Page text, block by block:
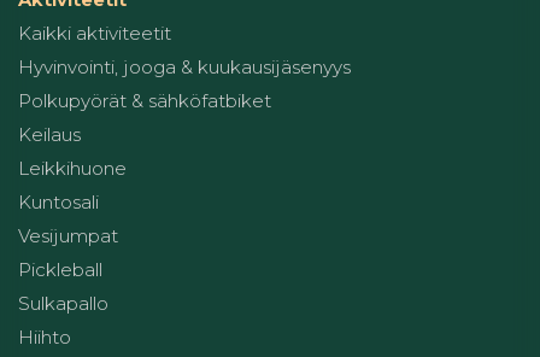
Kaikki aktiviteetit
Hyvinvointi, jooga & kuukausijäsenyys
Polkupyörät & sähköfatbiket
Keilaus
Leikkihuone
Kuntosali
Vesijumpat
Pickleball
Sulkapallo
Hiihto